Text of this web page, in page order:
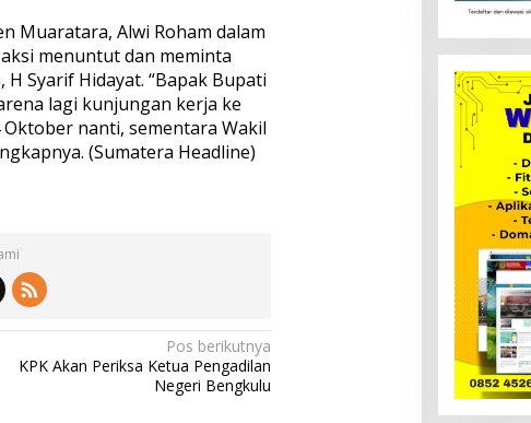
Muaratara, Alwi Roham dalam
menuntut dan meminta
Syarif Hidayat. “Bapak Bupati
lagi kunjungan kerja ke
nanti, sementara Wakil
(Sumatera Headline)
Pos berikutnya
KPK Akan Periksa Ketua Pengadilan
Negeri Bengkulu